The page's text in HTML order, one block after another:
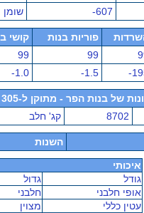
-607 שומן
פוריות בנות קושי
99
99
-
-1.5
-1.0
של בנות הפר - מתוקן ל-305 יום
8702 קג' חלב
השנות
איכותי
גודל
גדול
אופי חלבני
חלבני
עטין כללי
מצוין